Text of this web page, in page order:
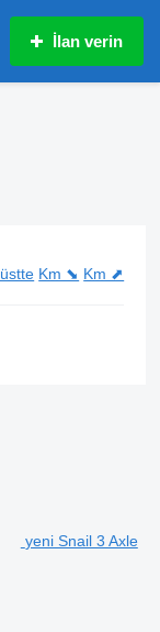
İlan verin
Km ⬊ Km ⬈
yeni Snail 3 Axle